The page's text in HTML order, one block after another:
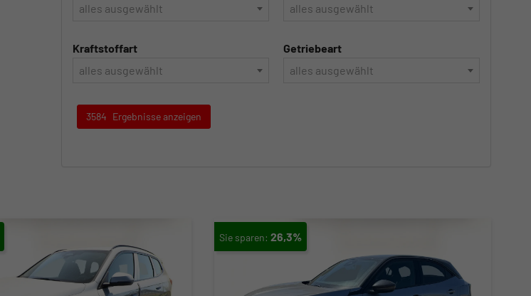
alles ausgewählt
alles ausgewählt
Kraftstoffart
alles ausgewählt
Getriebeart
alles ausgewählt
3584 Ergebnisse anzeigen
26,3%